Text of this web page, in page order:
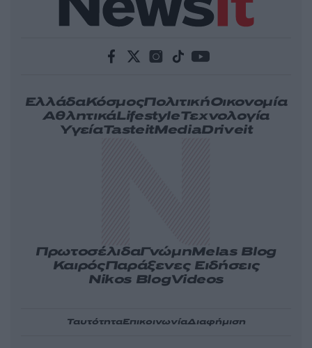
ΕλλάδαΚόσμοςΠολιτικήΟικονομία
ΑθλητικάLifestyleΤεχνολογία
ΥγείαTasteitMediaDriveit
ΠρωτοσέλιδαΓνώμηMelas Blog
ΚαιρόςΠαράξενες Ειδήσεις
Nikos BlogVideos
ΤαυτότηταΕπικοινωνίαΔιαφήμιση